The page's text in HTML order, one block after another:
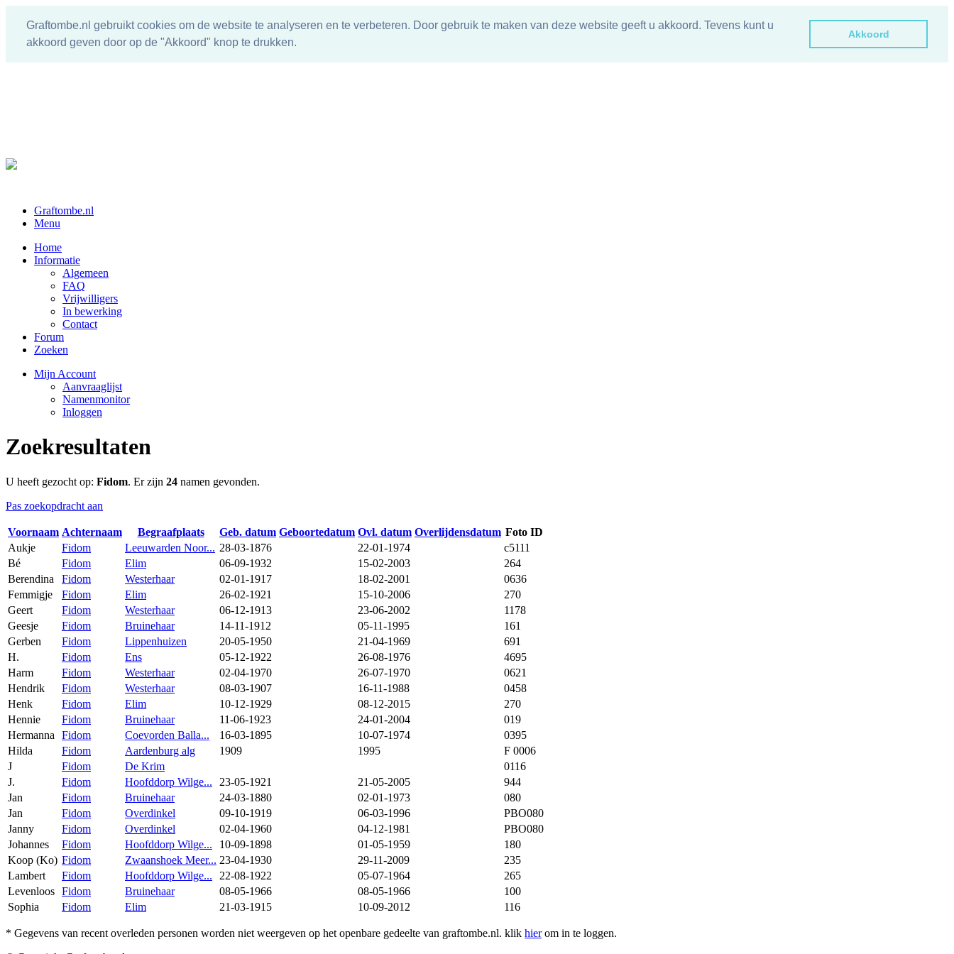
Graftombe.nl gebruikt cookies om de website te analyseren en te verbeteren. Door gebruik te maken van deze website geeft u akkoord. Tevens kunt u
akkoord geven door op de "Akkoord" knop te drukken.
Akkoord
Graftombe.nl
Menu
Home
Informatie
Algemeen
FAQ
Vrijwilligers
In bewerking
Contact
Forum
Zoeken
Mijn Account
Aanvraaglijst
Namenmonitor
Inloggen
Zoekresultaten
U heeft gezocht op: Fidom. Er zijn 24 namen gevonden.
Pas zoekopdracht aan
Voornaam Achternaam Begraafplaats Geb. datum Geboortedatum Ovl. datum Overlijdensdatum Foto ID
Aukje
Fidom Leeuwarden Noor... 28-03-1876 22-01-1974
c5111
Bé
Fidom Elim 06-09-1932 15-02-2003
264
Berendina
Fidom Westerhaar 02-01-1917 18-02-2001
0636
Femmigje
Fidom Elim 26-02-1921 15-10-2006
270
Geert
Fidom Westerhaar 06-12-1913 23-06-2002
1178
Geesje
Fidom Bruinehaar 14-11-1912 05-11-1995
161
Gerben
Fidom Lippenhuizen 20-05-1950 21-04-1969
691
H.
Fidom Ens 05-12-1922 26-08-1976
4695
Harm
Fidom Westerhaar 02-04-1970 26-07-1970
0621
Hendrik
Fidom Westerhaar 08-03-1907 16-11-1988
0458
Henk
Fidom Elim 10-12-1929 08-12-2015
270
Hennie
Fidom Bruinehaar 11-06-1923 24-01-2004
019
Hermanna
Fidom Coevorden Balla... 16-03-1895 10-07-1974
0395
Hilda
Fidom Aardenburg alg 1909 1995
F 0006
J
Fidom De Krim
0116
J.
Fidom Hoofddorp Wilge... 23-05-1921 21-05-2005
944
Jan
Fidom Bruinehaar 24-03-1880 02-01-1973
080
Jan
Fidom Overdinkel 09-10-1919 06-03-1996
PBO080
Janny
Fidom Overdinkel 02-04-1960 04-12-1981
PBO080
Johannes
Fidom Hoofddorp Wilge... 10-09-1898 01-05-1959
180
Koop (Ko) Fidom Zwaanshoek Meer... 23-04-1930 29-11-2009
235
Lambert
Fidom Hoofddorp Wilge... 22-08-1922 05-07-1964
265
Levenloos Fidom Bruinehaar 08-05-1966 08-05-1966
100
Sophia
Fidom Elim 21-03-1915 10-09-2012 116
* Gegevens van recent overleden personen worden niet weergeven op het openbare gedeelte van graftombe.nl. klik hierom in te loggen.